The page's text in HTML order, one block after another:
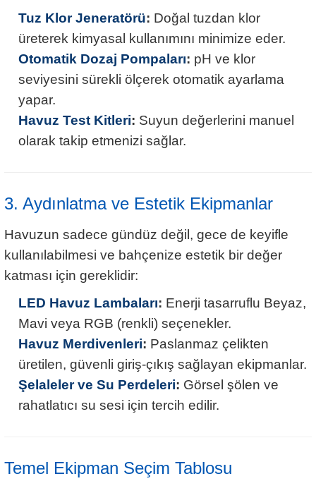
Tuz Klor Jeneratörü: Doğal tuzdan klor
üreterek kimyasal kullanımını minimize eder.
Otomatik Dozaj Pompaları: pH ve klor
seviyesini sürekli ölçerek otomatik ayarlama
yapar.
Havuz Test Kitleri: Suyun değerlerini manuel
olarak takip etmenizi sağlar.
3. Aydınlatma ve Estetik Ekipmanlar
Havuzun sadece gündüz değil, gece de keyifle
kullanılabilmesi ve bahçenize estetik bir değer
katması için gereklidir:
LED Havuz Lambaları: Enerji tasarruflu Beyaz,
Mavi veya RGB (renkli) seçenekler.
Havuz Merdivenleri: Paslanmaz çelikten
üretilen, güvenli giriş-çıkış sağlayan ekipmanlar.
Şelaleler ve Su Perdeleri: Görsel şölen ve
rahatlatıcı su sesi için tercih edilir.
Temel Ekipman Seçim Tablosu